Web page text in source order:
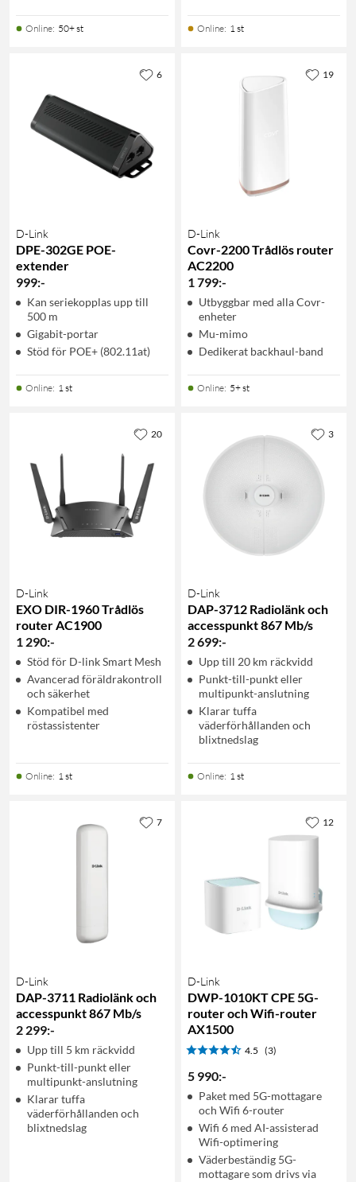
Online: 50+ st Online: 1 st
D-Link
DPE-302GE POE-
extender
999:-
Kan seriekopplas upp till
500 m
Gigabit-portar
Stöd för POE+ (802.11at)
Online: 1 st
6
D-Link
Covr-2200 Trådlös router
AC2200
1 799:-
Utbyggbar med alla Covr-
enheter
Mu-mimo
Dedikerat backhaul-band
Online: 5+ st
19
D-Link
EXO DIR-1960 Trådlös
router AC1900
1 290:-
Stöd för D-link Smart Mesh
Avancerad föräldrakontroll
och säkerhet
Kompatibel med
röstassistenter
Online: 1 st
20
D-Link
DAP-3712 Radiolänk och
accesspunkt 867 Mb/s
2 699:-
Upp till 20 km räckvidd
Punkt-till-punkt eller
multipunkt-anslutning
Klarar tuffa
väderförhållanden och
blixtnedslag
Online: 1 st
3
D-Link
DAP-3711 Radiolänk och
accesspunkt 867 Mb/s
2 299:-
Upp till 5 km räckvidd
Punkt-till-punkt eller
multipunkt-anslutning
Klarar tuffa
väderförhållanden och
blixtnedslag
7
D-Link
DWP-1010KT CPE 5G-
router och Wifi-router
AX1500
4.5 (3)
5 990:-
Paket med 5G-mottagare
och Wifi 6-router
Wifi 6 med AI-assisterad
Wifi-optimering
Väderbeständig 5G-
mottagare som drivs via
12